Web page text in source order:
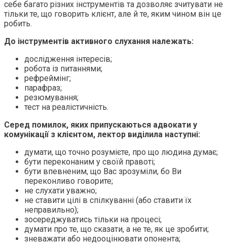
себе багато різних інструментів та дозволяє зчитувати не
тільки те, що говорить клієнт, але й те, яким чином він це
робить.
До інструментів активного слухання належать:
дослідження інтересів;
робота із питаннями;
рефреймінг;
парафраз;
резюмування;
тест на реалістичність.
Серед помилок, яких припускаються адвокати у
комунікації з клієнтом, лектор виділила наступні:
думати, що точно розумієте, про що людина думає;
бути переконаним у своїй правоті;
бути впевненим, що Вас зрозуміли, бо Ви
переконливо говорите;
не слухати уважно;
не ставити цілі в спілкуванні (або ставити їх
неправильно);
зосереджуватись тільки на процесі;
думати про те, що сказати, а не те, як це зробити;
зневажати або недооцінювати опонента;